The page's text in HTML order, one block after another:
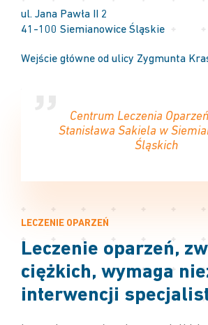
ul. Jana Pawła II 2
41-100 Siemianowice Śląskie
Wejście główne od ulicy Zygmunta
Centrum Leczenia
Stanisława Sakiela w
Śląskich
LECZENIE OPARZEŃ
Leczenie oparzeń,
ciężkich, wymaga
interwencji